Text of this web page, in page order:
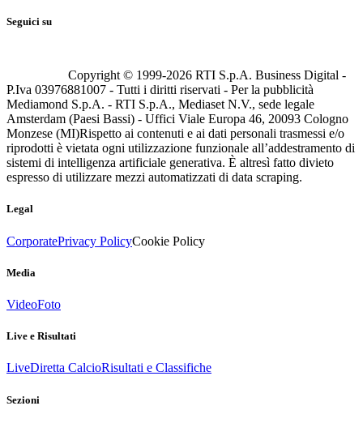
Seguici su
Copyright © 1999-2026 RTI S.p.A. Business Digital -
P.Iva 03976881007 - Tutti i diritti riservati - Per la pubblicità
Mediamond S.p.A. - RTI S.p.A., Mediaset N.V., sede legale
Amsterdam (Paesi Bassi) - Uffici Viale Europa 46, 20093 Cologno
Monzese (MI)Rispetto ai contenuti e ai dati personali trasmessi e/o
riprodotti è vietata ogni utilizzazione funzionale all’addestramento di
sistemi di intelligenza artificiale generativa. È altresì fatto divieto
espresso di utilizzare mezzi automatizzati di data scraping.
Legal
CorporatePrivacy PolicyCookie Policy
Media
VideoFoto
Live e Risultati
LiveDiretta CalcioRisultati e Classifiche
Sezioni